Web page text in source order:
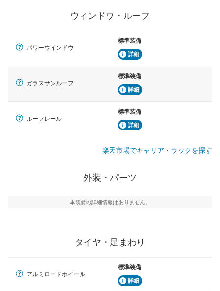
ウィンドウ・ルーフ
パワーウインドウ
標準装備
詳細
ガラスサンルーフ
標準装備
詳細
ルーフレール
標準装備
詳細
楽天市場でキャリア・ラックを探す
外装・パーツ
本装備の詳細情報はありません。
タイヤ・足まわり
アルミロードホイール
標準装備
詳細